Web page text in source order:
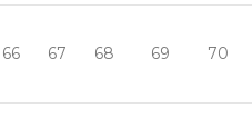
66 67 68 69 70